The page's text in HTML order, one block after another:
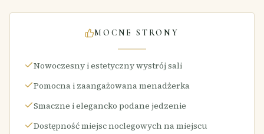
MOCNE STRONY
Nowoczesny i estetyczny wystrój sali
Pomocna i zaangażowana menadżerka
Smaczne i elegancko podane jedzenie
Dostępność miejsc noclegowych na miejscu